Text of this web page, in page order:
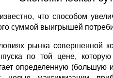
что способом
суммой выигрышей
рынка совершенной
по той цене,
определенную